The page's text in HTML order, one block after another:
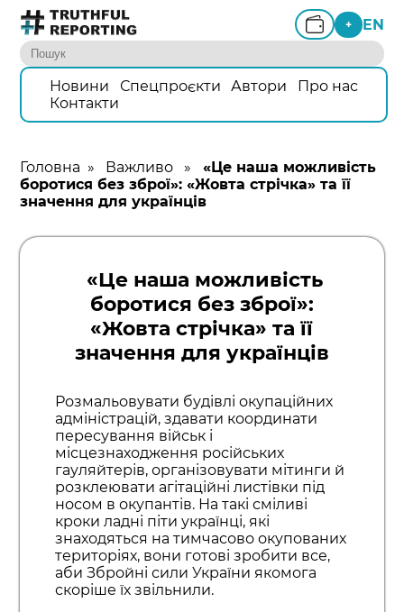
+ EN
Новини Спецпроєкти Автори
Про нас
Контакти
Головна » Важливо »
«Це наша можливість
боротися без зброї»: «Жовта стрічка» та її
значення для українців
«Це наша можливість
боротися без зброї»:
«Жовта стрічка» та її
значення для українців
Розмальовувати будівлі окупаційних
адміністрацій, здавати координати
пересування військ і
місцезнаходження російських
гауляйтерів, організовувати мітинги й
розклеювати агітаційні листівки під
носом в окупантів. На такі сміливі
кроки ладні піти українці, які
знаходяться на тимчасово окупованих
територіях, вони готові зробити все,
аби Збройні сили України якомога
скоріше їх звільнили.